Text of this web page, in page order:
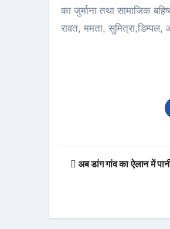
का जुर्माना तथा सामाजिक
रावत, ममता, सुमित्रा,डिम्पल,
Post
अब डांग गांव का ऐलान में